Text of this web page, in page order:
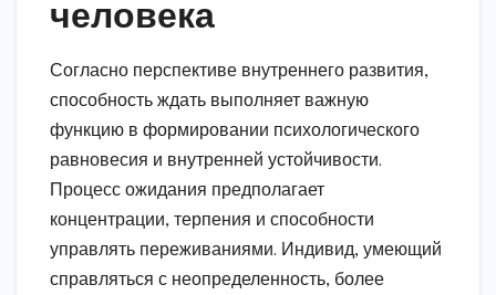
человека
Согласно перспективе внутреннего развития,
способность ждать выполняет важную
функцию в формировании психологического
равновесия и внутренней устойчивости.
Процесс ожидания предполагает
концентрации, терпения и способности
управлять переживаниями. Индивид, умеющий
справляться с неопределенность, более